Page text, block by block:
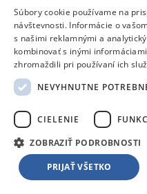
Dino toys Dino FROZEN II
Doprava zdarma
Ušetríš
‐4%
2,48 €
Dostupný
2,36 € s DPH
Pridať do košíka
Porovnať
188613
Súbory cookie používame na
návštevnosti. Informácie o
s našimi reklamnými a
kombinovať s inými
zhromaždili pri používaní ich
NEVYHNUTNE
CIELENIE
ZOBRAZIŤ PODROBNOSTI
PRIJAŤ VŠETKO